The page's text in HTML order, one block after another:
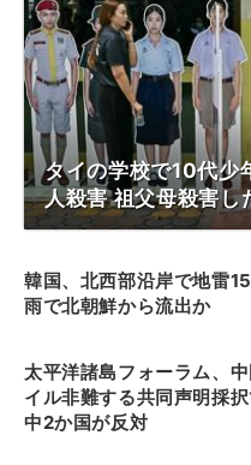
タイの学校で10代少
人殺害 祖父母殺害し
韓国、北西部沿岸で地雷
雨で北朝鮮から流出か
太平洋諸島フォーラム、
イル非難する共同声明採
中2か国が反対